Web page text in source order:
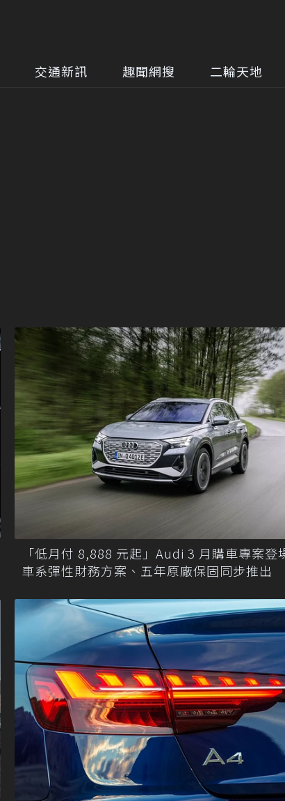
交通新訊 趣聞網搜 二輪天地
「低月付 8,888 元起」Audi 3 月購車專案
車系彈性財務方案、五年原廠保固同步推出